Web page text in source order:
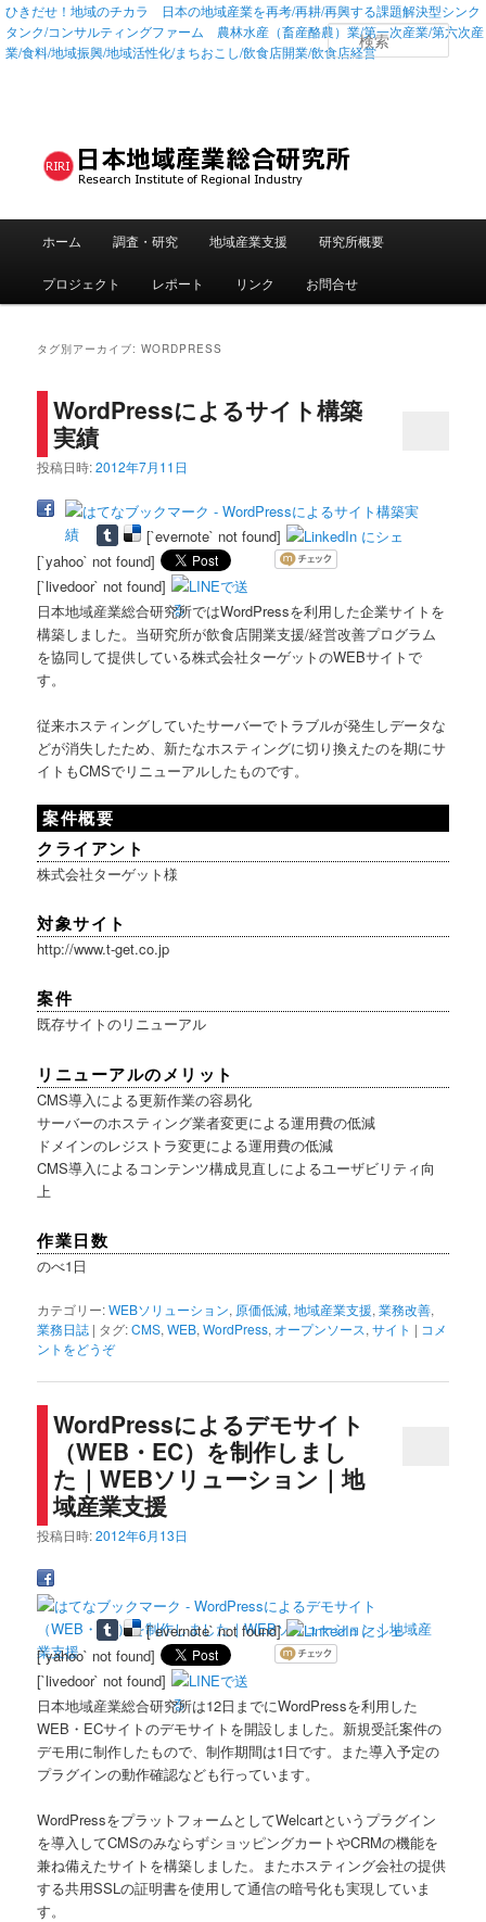
ひきだせ！地域のチカラ 日本の地域産業を再考/再耕/再興する課題解決型シンク
タンク/コンサルティングファーム 農林水産（畜産酪農）業/第一次産業/第六次産
業/食料/地域振興/地域活性化/まちおこし/飲食店開業/飲食店経営
検
索
メインコンテンツへ移動
サブコンテンツへ移動
ホーム 調査・研究 地域産業支援 研究所概要
プロジェクト レポート リンク お問合せ
タグ別アーカイブ:WORDPRESS
WordPressによるサイト構築
実績
投稿日時:2012年7月11日
[`evernote` not found]
[`yahoo` not found]
[`livedoor` not found]
日本地域産業総合研究所ではWordPressを利用した企業サイトを
構築しました。当研究所が飲食店開業支援/経営改善プログラム
を協同して提供している株式会社ターゲットのWEBサイトで
す。
従来ホスティングしていたサーバーでトラブルが発生しデータな
どが消失したため、新たなホスティングに切り換えたのを期にサ
イトもCMSでリニューアルしたものです。
案件概要
クライアント
株式会社ターゲット様
対象サイト
http://www.t-get.co.jp
案件
既存サイトのリニューアル
リニューアルのメリット
CMS導入による更新作業の容易化
サーバーのホスティング業者変更による運用費の低減
ドメインのレジストラ変更による運用費の低減
CMS導入によるコンテンツ構成見直しによるユーザビリティ向
上
作業日数
のべ1日
カテゴリー:WEBソリューション, 原価低減,地域産業支援,業務改善,
業務日誌 | タグ:CMS,WEB,WordPress, オープンソース,サイト | コメ
ントをどうぞ
WordPressによるデモサイト
（WEB・EC）を制作しまし
た｜WEBソリューション｜地
域産業支援
投稿日時:2012年6月13日
[`evernote` not found]
[`yahoo` not found]
[`livedoor` not found]
日本地域産業総合研究所は12日までにWordPressを利用した
WEB・ECサイトのデモサイトを開設しました。新規受託案件の
デモ用に制作したもので、制作期間は1日です。また導入予定の
プラグインの動作確認なども行っています。
WordPressをプラットフォームとしてWelcartというプラグイン
を導入してCMSのみならずショッピングカートやCRMの機能を
兼ね備えたサイトを構築しました。またホスティング会社の提供
する共用SSLの証明書を使用して通信の暗号化も実現していま
す。